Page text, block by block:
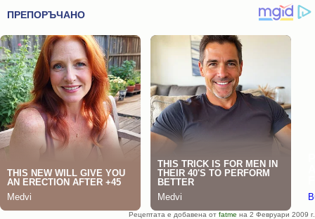
Рецептата е добавена от fatme на 2 Февруари 2009 г.